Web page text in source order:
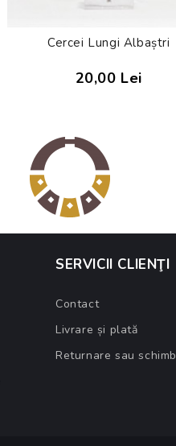
Cercei Lungi Albaștri
20,00 Lei
SERVICII CLIENŢI
Contact
Livrare și plată
Returnare sau schimb